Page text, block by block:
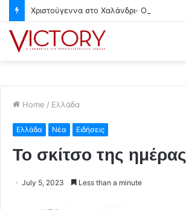
Home / Ελλάδα
Ελλάδα Νέα Ειδήσεις
Το σκίτσο της ημέρας
July 5, 2023 Less than a minute